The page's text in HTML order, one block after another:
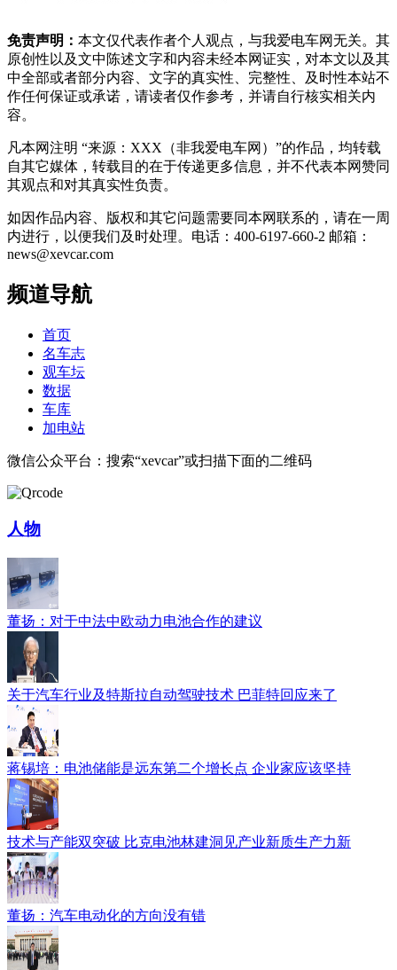
免责声明： 本文仅代表作者个人观点，与我爱电车网无关。其
原创性以及文中陈述文字和内容未经本网证实，对本文以及其
中全部或者部分内容、文字的真实性、完整性、及时性本站不
作任何保证或承诺，请读者仅作参考，并请自行核实相关内
容。
凡本网注明 “来源：XXX（非我爱电车网）”的作品，均转载
自其它媒体，转载目的在于传递更多信息，并不代表本网赞同
其观点和对其真实性负责。
如因作品内容、版权和其它问题需要同本网联系的，请在一周
内进行，以便我们及时处理。电话：400-6197-660-2 邮箱：
news@xevcar.com
频道导航
首页
名车志
观车坛
数据
车库
加电站
微信公众平台：搜索“xevcar”或扫描下面的二维码
人物
董扬：对于中法中欧动力电池合作的建议
关于汽车行业及特斯拉自动驾驶技术 巴菲特回应来了
蒋锡培：电池储能是远东第二个增长点 企业家应该坚持
技术与产能双突破 比克电池林建洞见产业新质生产力新
董扬：汽车电动化的方向没有错